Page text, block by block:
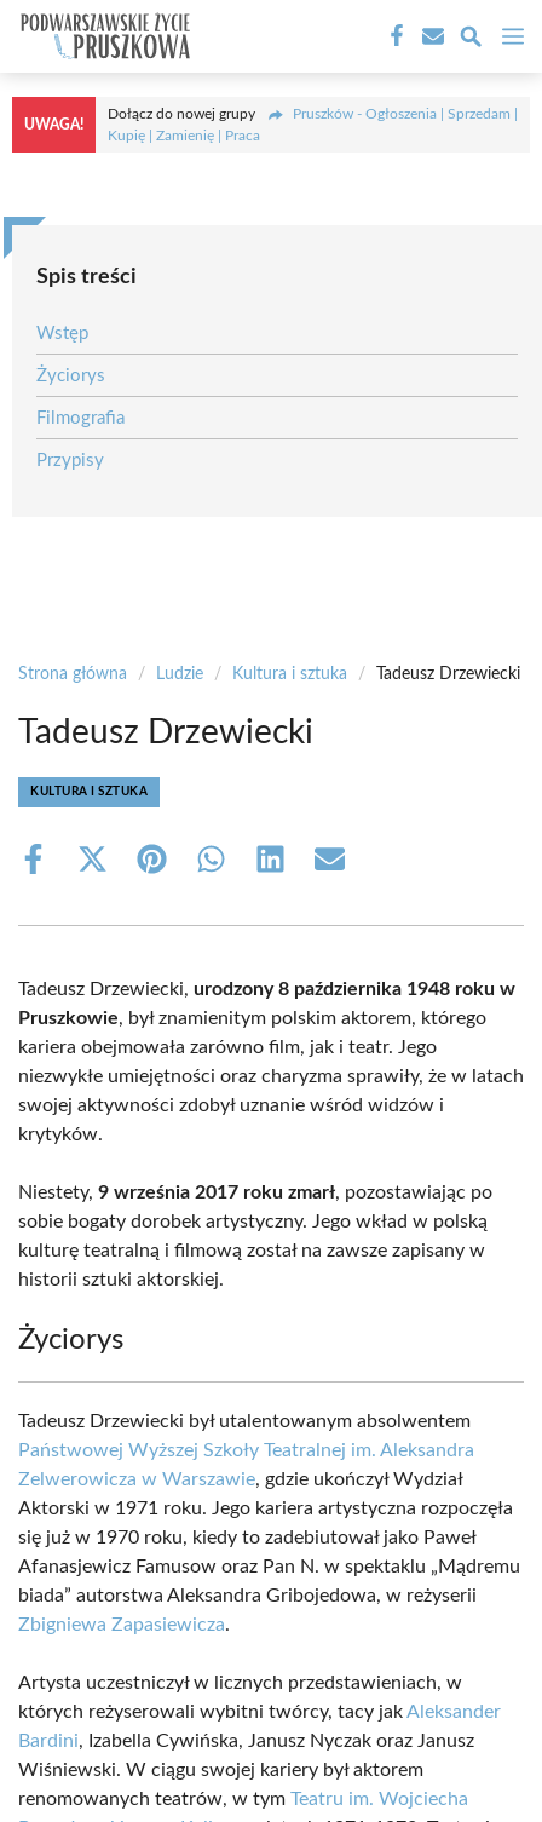
Przejdź
treści
UWAGA!
Dołącz do nowej grupy
Pruszków - Ogłoszenia | Sprzedam |
Kupię | Zamienię | Praca
Spis treści
Wstęp
Życiorys
Filmografia
Przypisy
Strona główna / Ludzie / Kultura i sztuka / Tadeusz Drzewiecki
Tadeusz Drzewiecki
KULTURA I SZTUKA
Share
Share
(Twitter)
Share Share Share Share
Tadeusz Drzewiecki, urodzony 8 października 1948 roku w
Pruszkowie, był znamienitym polskim aktorem, którego
kariera obejmowała zarówno film, jak i teatr. Jego
niezwykłe umiejętności oraz charyzma sprawiły, że w latach
swojej aktywności zdobył uznanie wśród widzów i
krytyków.
Niestety, 9 września 2017 roku zmarł, pozostawiając po
sobie bogaty dorobek artystyczny. Jego wkład w polską
kulturę teatralną i filmową został na zawsze zapisany w
historii sztuki aktorskiej.
Życiorys
Tadeusz Drzewiecki był utalentowanym absolwentem
Państwowej Wyższej Szkoły Teatralnej im. Aleksandra
Zelwerowicza w Warszawie, gdzie ukończył Wydział
Aktorski w 1971 roku. Jego kariera artystyczna rozpoczęła
się już w 1970 roku, kiedy to zadebiutował jako Paweł
Afanasjewicz Famusow oraz Pan N. w spektaklu „Mądremu
biada” autorstwa Aleksandra Gribojedowa, w reżyserii
Zbigniewa Zapasiewicza.
Artysta uczestniczył w licznych przedstawieniach, w
których reżyserowali wybitni twórcy, tacy jakAleksander
Bardini, Izabella Cywińska, Janusz Nyczak oraz Janusz
Wiśniewski. W ciągu swojej kariery był aktorem
renomowanych teatrów, w tym Teatru im. Wojciecha